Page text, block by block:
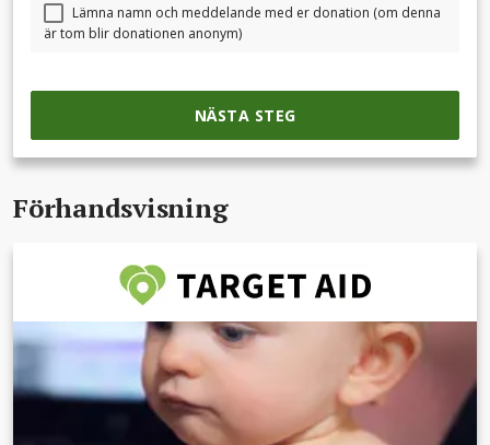
Förhandsvisning
Lämna namn och meddelande med er donation (om denna
är tom blir donationen anonym)
NÄSTA STEG